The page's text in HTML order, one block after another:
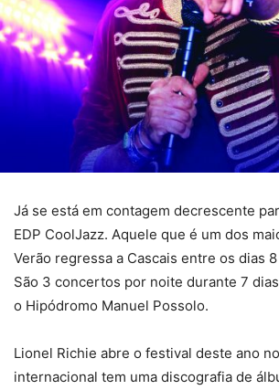
Já se está em contagem decrescente
EDP CoolJazz. Aquele que é um dos
Verão regressa a Cascais entre os dias
São 3 concertos por noite durante 7
o Hipódromo Manuel Possolo.
Lionel Richie abre o festival deste ano
internacional tem uma discografia de